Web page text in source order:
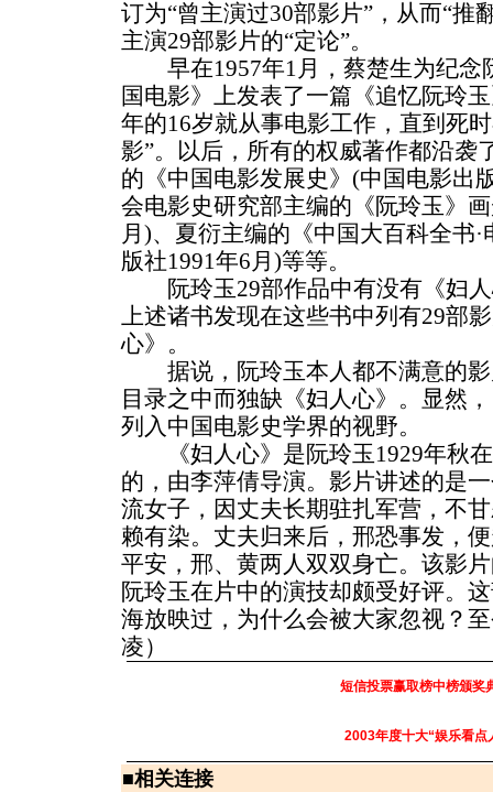
订为“曾主演过30部影片”，从而“推
主演29部影片的“定论”。
早在1957年1月，蔡楚生为纪念
国电影》上发表了一篇《追忆阮玲
年的16岁就从事电影工作，直到死
影”。以后，所有的权威著作都沿袭
的《中国电影发展史》(中国电影出
会电影史研究部主编的《阮玲玉》
月)、夏衍主编的《中国大百科全书
版社1991年6月)等等。
阮玲玉29部作品中有没有《妇人
上述诸书发现在这些书中列有29部
心》。
据说，阮玲玉本人都不满意的影
目录之中而独缺《妇人心》。显然
列入中国电影史学界的视野。
《妇人心》是阮玲玉1929年秋在
的，由李萍倩导演。影片讲述的是
流女子，因丈夫长期驻扎军营，不
赖有染。丈夫归来后，邢恐事发，
平安，邢、黄两人双双身亡。该影
阮玲玉在片中的演技却颇受好评。
海放映过，为什么会被大家忽视？
凌）
短信投票赢取榜中榜颁奖
2003年度十大“娱乐看点
■相关连接